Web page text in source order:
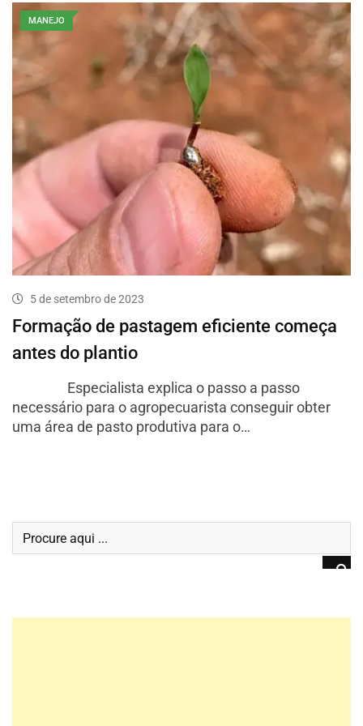
MANEJO
5 de setembro de 2023
Formação de pastagem eficiente começa
antes do plantio
Especialista explica o passo a passo
necessário para o agropecuarista conseguir obter
uma área de pasto produtiva para o…